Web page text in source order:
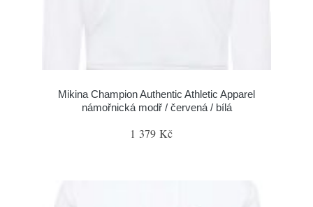
Mikina Champion Authentic Athletic Apparel
námořnická modř / červená / bílá
1 379 Kč